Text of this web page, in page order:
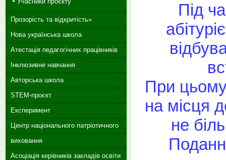
Під
При
на місця
не
Прозорість та відкритість»
Нова українська школа
Атестація педагогічних працівників
Інклюзивне навчання
Авторська школа
STEM-проєкт
Експеримент
Центр національного патріотичного
виховання
Асоціація керівників закладів освіти